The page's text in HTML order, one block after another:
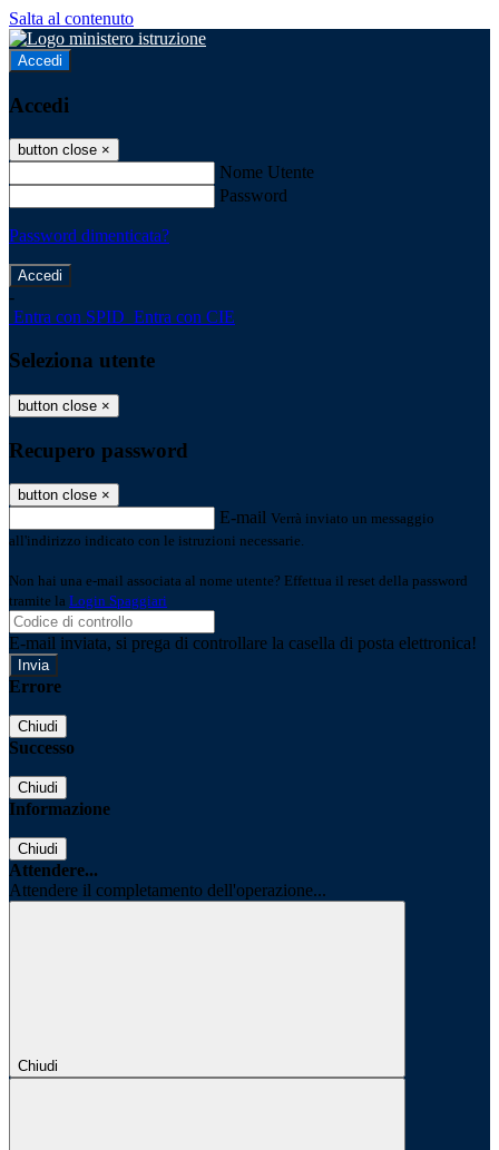
Salta al contenuto
Accedi
Accedi
button close ×
Nome Utente
Password
Password dimenticata?
-
Entra con SPID Entra con CIE
Seleziona utente
button close ×
Recupero password
button close ×
E-mail Verrà inviato un messaggio
all'indirizzo indicato con le istruzioni necessarie.
Non hai una e-mail associata al nome utente? Effettua il reset della password
tramite la Login Spaggiari
E-mail inviata, si prega di controllare la casella di posta elettronica!
Errore
Chiudi
Successo
Chiudi
Informazione
Chiudi
Attendere...
Attendere il completamento dell'operazione...
Chiudi